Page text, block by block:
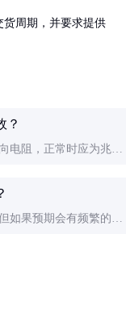
货周期，并要求提供
？
电阻，正常时应为兆欧
损坏，也应考虑TVS失
如果预期会有频繁的过